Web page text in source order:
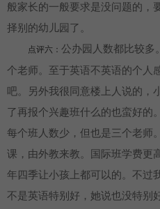
般家长的一般要求是没问题的，
择别的幼儿园了。
点评六： 公办园人数都比较多
个老师。至于英语不英语的个人
吧。另外我很同意楼上人说的，
了再报个兴趣班什么的也蛮好的
每个班人数少，但也是三个老师
课，由外教来教。国际班学费更
年四季让小孩上都可以的。不过
不是英语特别好，她说也没特别